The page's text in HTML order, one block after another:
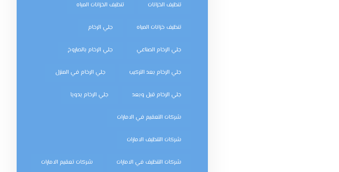
تنظيف الخزانات تنظيف الخزانات المياه
تنظيف خزانات المياه جلي الرخام
جلي الرخام الصناعي جلي الرخام بالصاروخ
جلي الرخام بعد التركيب جلي الرخام في المنزل
جلي الرخام قبل وبعد جلي الرخام يدويا
شركات التعقيم في الامارات
شركات التنظيف الامارات
شركات التنظيف في الامارات شركات تعقيم الامارات